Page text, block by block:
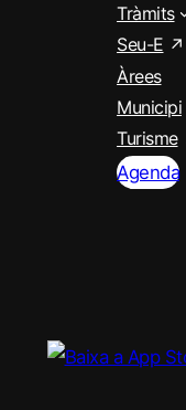
Tràmits
Seu-E
Àrees
Municipi
Turisme
Agenda